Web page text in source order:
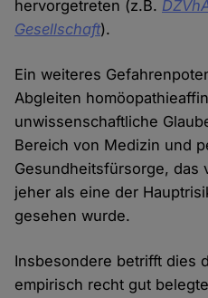
hervorgetreten (z.B.
Gesellschaft).
Ein weiteres
Abgleiten
unwissenschaftliche
Bereich von Medizin und
Gesundheitsfürsorge, das
jeher als eine der
gesehen wurde.
Insbesondere betrifft dies
empirisch recht gut